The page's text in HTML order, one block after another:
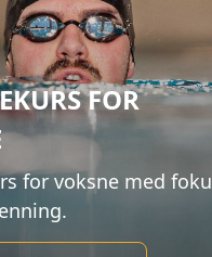
for voksne